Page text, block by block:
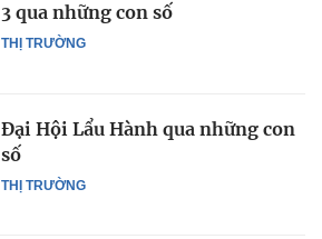
THỊ TRƯỜNG
3 qua những con số
THỊ TRƯỜNG
Đại Hội Lẩu Hành qua những con
số